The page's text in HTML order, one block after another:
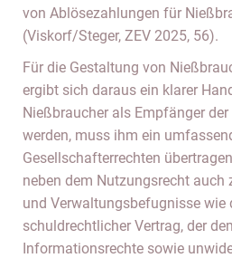
von Ablösezahlungen für
(Viskorf/Steger, ZEV 2025, 56).
Für die Gestaltung von
ergibt sich daraus ein klarer
Nießbraucher als Empfänger
werden, muss ihm ein
Gesellschafterrechten
neben dem Nutzungsrecht auch
und Verwaltungsbefugnisse wie
schuldrechtlicher Vertrag, der
Informationsrechte sowie